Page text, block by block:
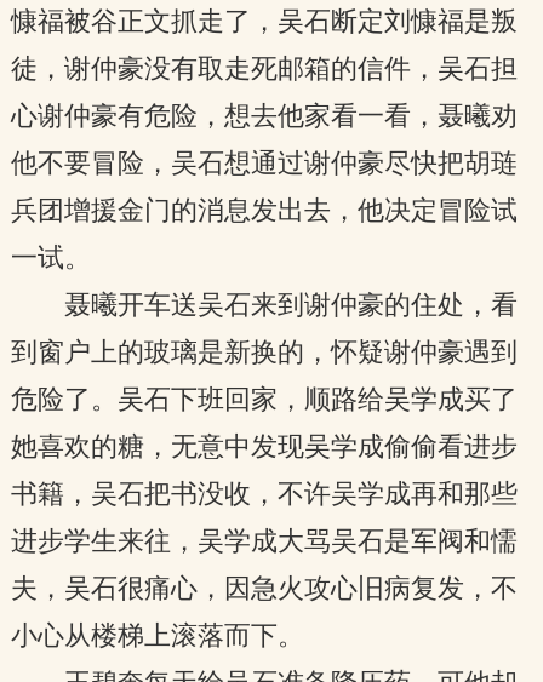
慷福被谷正文抓走了，吴石断定刘慷福是叛
徒，谢仲豪没有取走死邮箱的信件，吴石担
心谢仲豪有危险，想去他家看一看，聂曦劝
他不要冒险，吴石想通过谢仲豪尽快把胡琏
兵团增援金门的消息发出去，他决定冒险试
一试。
聂曦开车送吴石来到谢仲豪的住处，看
到窗户上的玻璃是新换的，怀疑谢仲豪遇到
危险了。吴石下班回家，顺路给吴学成买了
她喜欢的糖，无意中发现吴学成偷偷看进步
书籍，吴石把书没收，不许吴学成再和那些
进步学生来往，吴学成大骂吴石是军阀和懦
夫，吴石很痛心，因急火攻心旧病复发，不
小心从楼梯上滚落而下。